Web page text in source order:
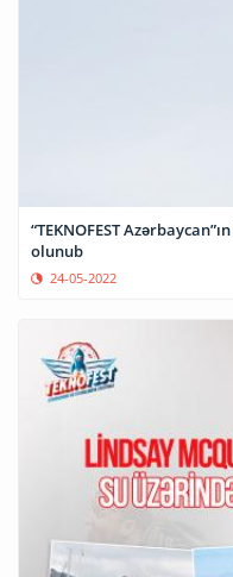
“TEKNOFEST
olunub
24-05-2022